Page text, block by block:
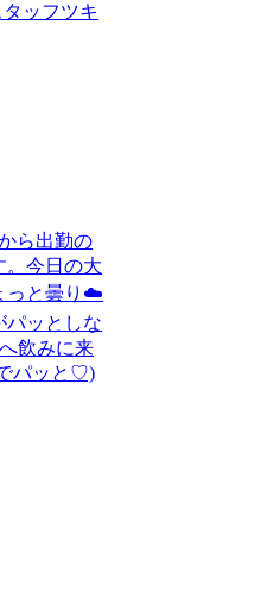
ッフツキ
ら出勤の
。今日の大
っと曇り☁️
パッとしな
飲みに来
パッと♡)